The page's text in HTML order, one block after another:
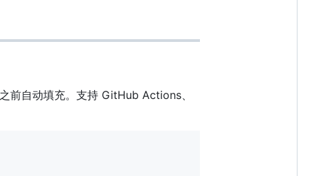
前自动填充。支持 GitHub Actions、